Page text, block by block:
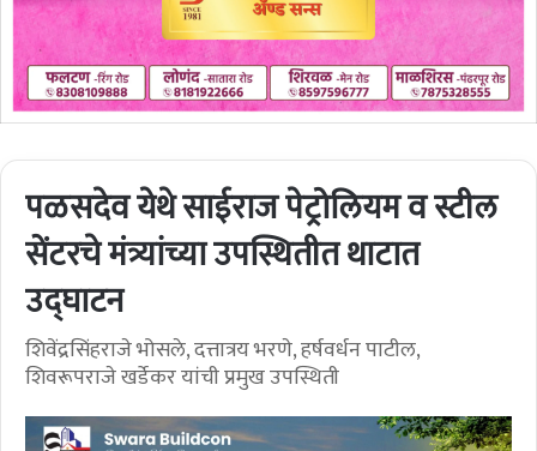
पळसदेव येथे साईराज पेट्रोलियम व स्टील
सेंटरचे मंत्र्यांच्या उपस्थितीत थाटात
उद्घाटन
शिवेंद्रसिंहराजे भोसले, दत्तात्रय भरणे, हर्षवर्धन पाटील,
शिवरूपराजे खर्डेकर यांची प्रमुख उपस्थिती